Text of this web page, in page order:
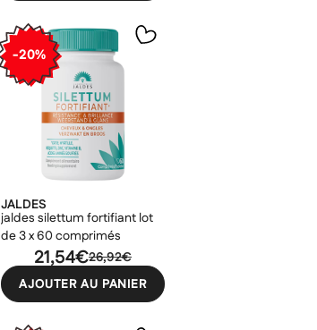
-20%
JALDES
jaldes silettum fortifiant lot
de 3 x 60 comprimés
26,92€
21,54€
AJOUTER AU PANIER